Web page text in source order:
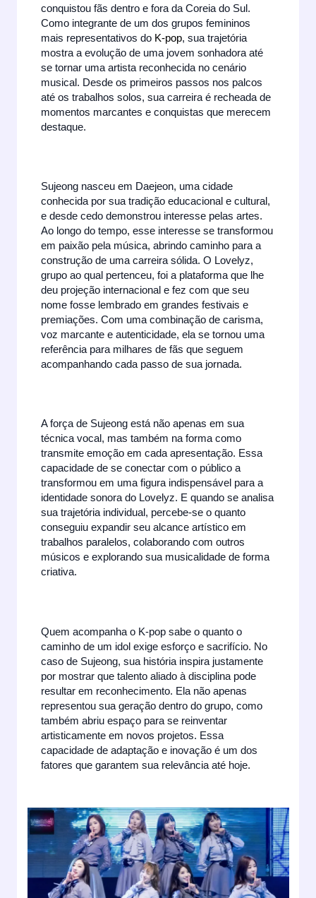
conquistou fãs dentro e fora da Coreia do Sul.
Como integrante de um dos grupos femininos
mais representativos do K-pop, sua trajetória
mostra a evolução de uma jovem sonhadora até
se tornar uma artista reconhecida no cenário
musical. Desde os primeiros passos nos palcos
até os trabalhos solos, sua carreira é recheada de
momentos marcantes e conquistas que merecem
destaque.
Sujeong nasceu em Daejeon, uma cidade
conhecida por sua tradição educacional e cultural,
e desde cedo demonstrou interesse pelas artes.
Ao longo do tempo, esse interesse se transformou
em paixão pela música, abrindo caminho para a
construção de uma carreira sólida. O Lovelyz,
grupo ao qual pertenceu, foi a plataforma que lhe
deu projeção internacional e fez com que seu
nome fosse lembrado em grandes festivais e
premiações. Com uma combinação de carisma,
voz marcante e autenticidade, ela se tornou uma
referência para milhares de fãs que seguem
acompanhando cada passo de sua jornada.
A força de Sujeong está não apenas em sua
técnica vocal, mas também na forma como
transmite emoção em cada apresentação. Essa
capacidade de se conectar com o público a
transformou em uma figura indispensável para a
identidade sonora do Lovelyz. E quando se analisa
sua trajetória individual, percebe-se o quanto
conseguiu expandir seu alcance artístico em
trabalhos paralelos, colaborando com outros
músicos e explorando sua musicalidade de forma
criativa.
Quem acompanha o K-pop sabe o quanto o
caminho de um idol exige esforço e sacrifício. No
caso de Sujeong, sua história inspira justamente
por mostrar que talento aliado à disciplina pode
resultar em reconhecimento. Ela não apenas
representou sua geração dentro do grupo, como
também abriu espaço para se reinventar
artisticamente em novos projetos. Essa
capacidade de adaptação e inovação é um dos
fatores que garantem sua relevância até hoje.